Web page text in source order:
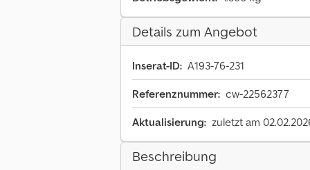
Details zum Angebot
Inserat-ID: A193-76-231
Referenznummer: cw-22562377
Aktualisierung: zuletzt am
Beschreibung